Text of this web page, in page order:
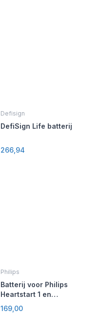
Defisign
DefiSign Life batterij
266,94
Philips
Batterij voor Philips
Heartstart 1 en
Heartstart FRx
169,00